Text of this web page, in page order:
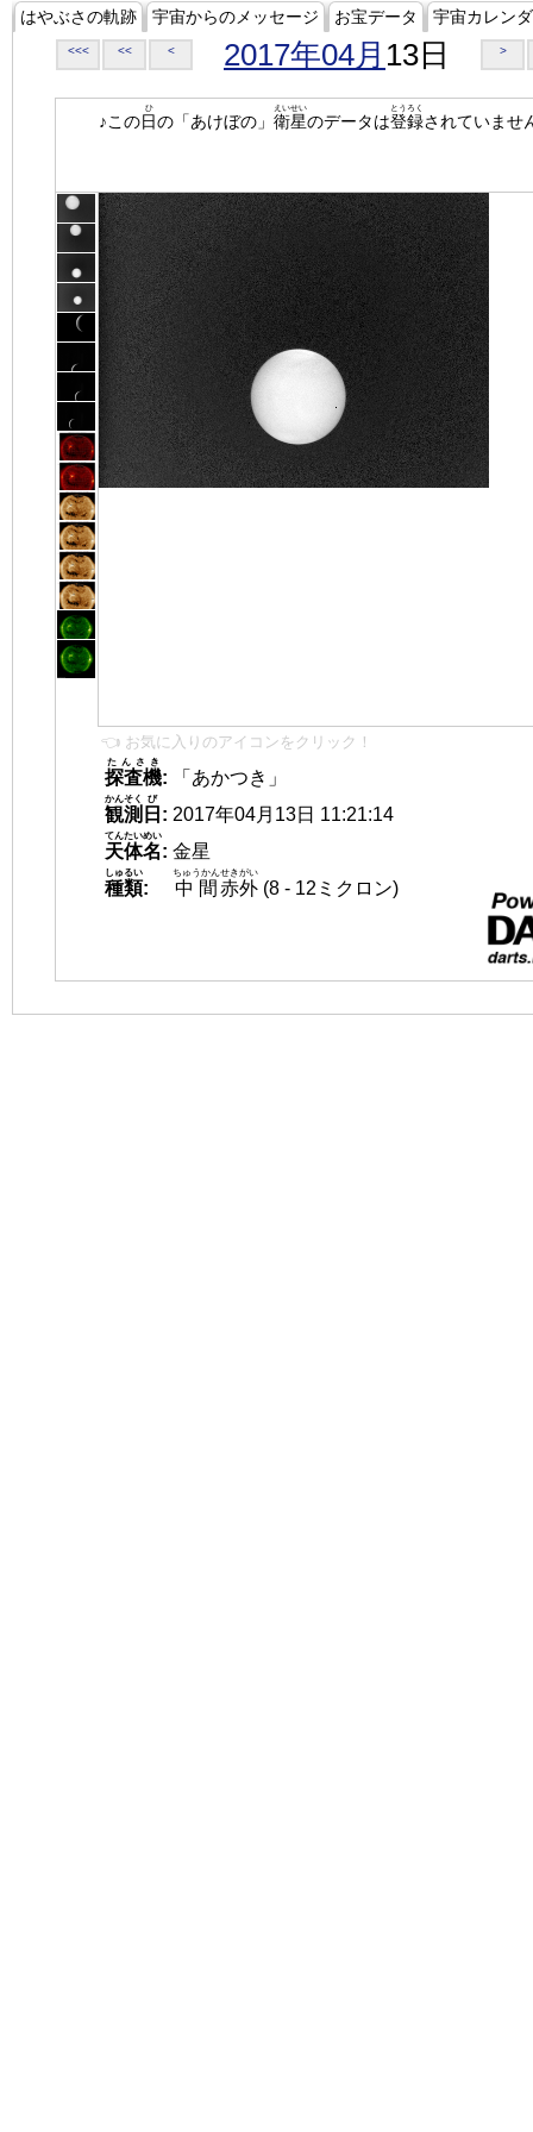
はやぶさの軌跡 宇宙からのメッセージ お宝データ 宇宙カレン
<<< << < 2017年04月 13日 >
♪この日
ひ
の「あけぼの」 衛星
えいせい
のデータは登録
とうろく
されていませ
👈 お気に入りのアイコンをクリック！
探査機
たんさき
:
「あかつき」
観測
かんそく
日
び
: 2017年04月13日 11:21:14
天体名
てんたいめい
: 金星
種類
しゅるい
: 中間
ちゅうかん
赤外
せきがい
(8 - 12ミクロン)